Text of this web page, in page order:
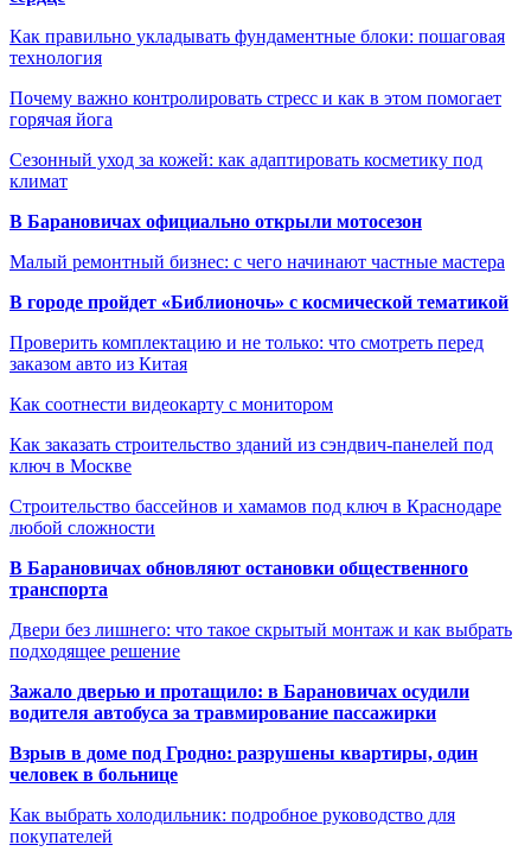
Как правильно укладывать фундаментные блоки: пошаговая
технология
Почему важно контролировать стресс и как в этом помогает
горячая йога
Сезонный уход за кожей: как адаптировать косметику под
климат
В Барановичах официально открыли мотосезон
Малый ремонтный бизнес: с чего начинают частные мастера
В городе пройдет «Библионочь» с космической тематикой
Проверить комплектацию и не только: что смотреть перед
заказом авто из Китая
Как соотнести видеокарту с монитором
Как заказать строительство зданий из сэндвич-панелей под
ключ в Москве
Строительство бассейнов и хамамов под ключ в Краснодаре
любой сложности
В Барановичах обновляют остановки общественного
транспорта
Двери без лишнего: что такое скрытый монтаж и как выбрать
подходящее решение
Зажало дверью и протащило: в Барановичах осудили
водителя автобуса за травмирование пассажирки
Взрыв в доме под Гродно: разрушены квартиры, один
человек в больнице
Как выбрать холодильник: подробное руководство для
покупателей